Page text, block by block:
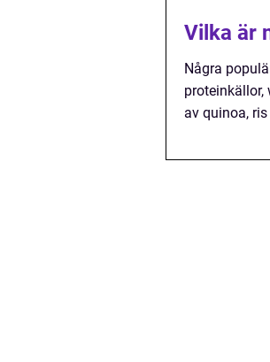
Vilka är
Några
proteinkällor,
av quinoa,